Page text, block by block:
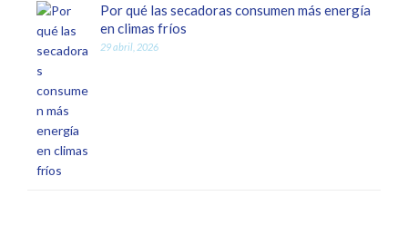
Por qué las secadoras consumen más energía
en climas fríos
29 abril, 2026